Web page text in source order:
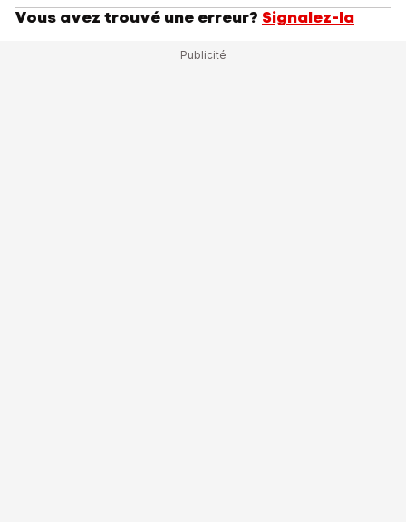
Vous avez trouvé une erreur? Signalez-la